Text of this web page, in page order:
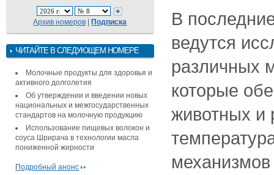
Архив номеров |Подписка
ЧИТАЙТЕ В СЛЕДУЮЩЕМ НОМЕРЕ
Молочные продукты для здоровья и
активного долголетия
Об утверждении и введении новых
национальных и межгосударственных
стандартов на молочную продукцию
Использование пищевых волокон и
соуса Шрирача в технологии масла
пониженной жирности
Подробный анонс
В
ведутся
различных
которые
животных и
механизмов